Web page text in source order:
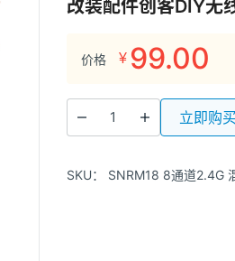
改装配件创客DIY无
价格 ¥ 99.00
立即购买
SKU： SNRM18 8通道2.4G